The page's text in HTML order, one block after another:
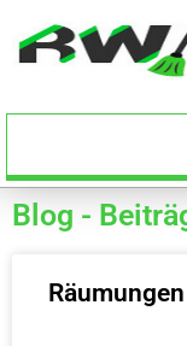
Blog -